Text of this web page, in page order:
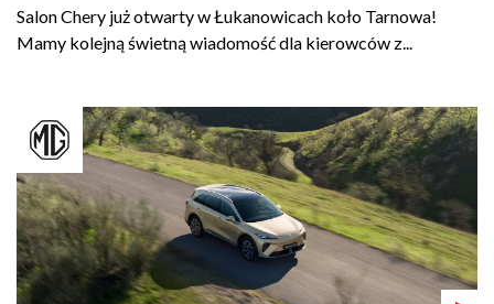
Salon Chery już otwarty w Łukanowicach koło Tarnowa!
Mamy kolejną świetną wiadomość dla kierowców z...